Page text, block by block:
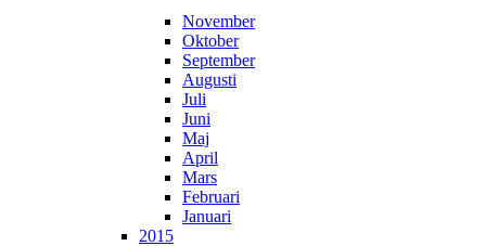
November
Oktober
September
Augusti
Juli
Juni
Maj
April
Mars
Februari
Januari
2015